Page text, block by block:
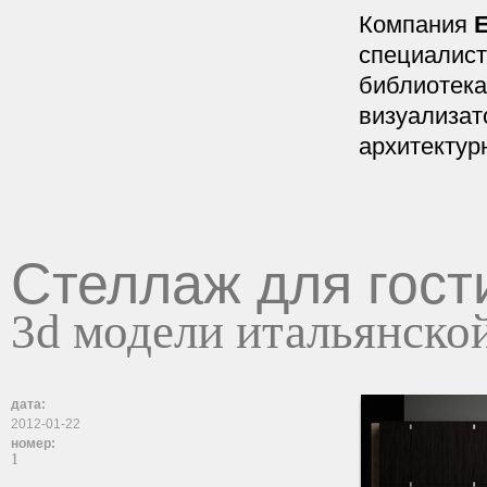
Компания
Стеллаж для
3d модели
дата:
2012-01-22
номер:
1